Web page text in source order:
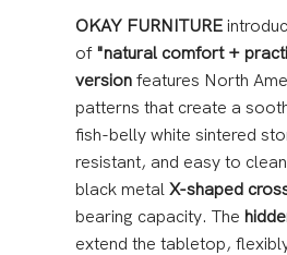
OKAY FURNITURE
of "natural comfort +
version features North
patterns that create a
fish-belly white sintered
resistant, and easy to
black metal X-shaped
bearing capacity. The
extend the tabletop,